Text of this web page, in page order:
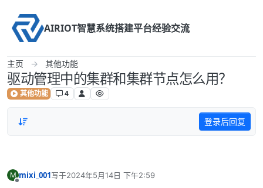
AIRIOT智慧系统搭建平台经验交流
主页 其他功能
驱动管理中的集群和集群节点怎么用？
其他功能 4
登录后回复
M
离线
mixi_001写于2024年5月14日 下午2:59
最后由 编辑